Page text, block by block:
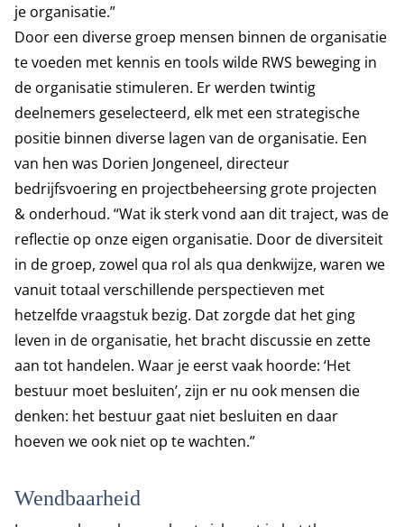
je organisatie.”
Door een diverse groep mensen binnen de organisatie
te voeden met kennis en tools wilde RWS beweging in
de organisatie stimuleren. Er werden twintig
deelnemers geselecteerd, elk met een strategische
positie binnen diverse lagen van de organisatie. Een
van hen was Dorien Jongeneel, directeur
bedrijfsvoering en projectbeheersing grote projecten
& onderhoud. “Wat ik sterk vond aan dit traject, was de
reflectie op onze eigen organisatie. Door de diversiteit
in de groep, zowel qua rol als qua denkwijze, waren we
vanuit totaal verschillende perspectieven met
hetzelfde vraagstuk bezig. Dat zorgde dat het ging
leven in de organisatie, het bracht discussie en zette
aan tot handelen. Waar je eerst vaak hoorde: ‘Het
bestuur moet besluiten’, zijn er nu ook mensen die
denken: het bestuur gaat niet besluiten en daar
hoeven we ook niet op te wachten.”
Wendbaarheid